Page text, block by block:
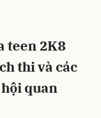
teen 2K8
thi và các
quan
Gửi